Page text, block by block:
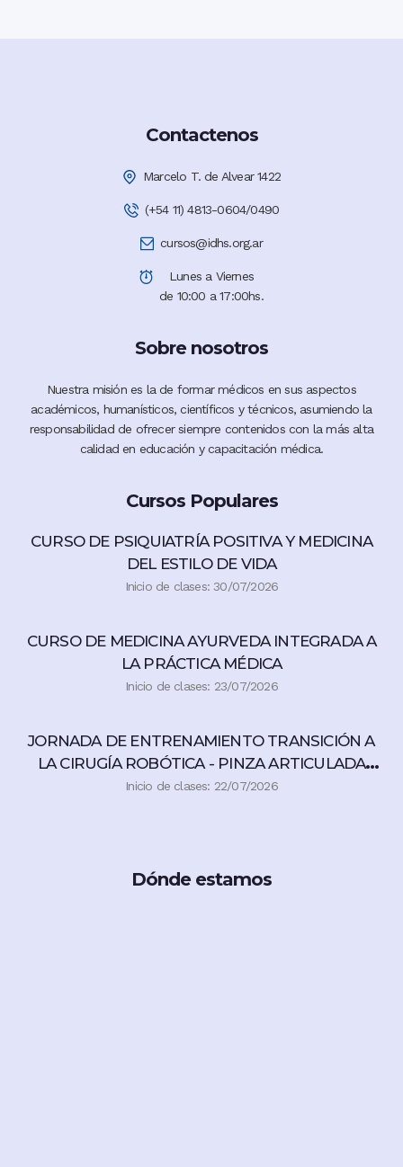
Contactenos
Marcelo T. de Alvear 1422
(+54 11) 4813-0604/0490
cursos@idhs.org.ar
Lunes a Viernes
de 10:00 a 17:00hs.
Sobre nosotros
Nuestra misión es la de formar médicos en sus aspectos
académicos, humanísticos, científicos y técnicos, asumiendo la
responsabilidad de ofrecer siempre contenidos con la más alta
calidad en educación y capacitación médica.
Cursos Populares
CURSO DE PSIQUIATRÍA POSITIVA Y MEDICINA
DEL ESTILO DE VIDA
Inicio de clases: 30/07/2026
CURSO DE MEDICINA AYURVEDA INTEGRADA A
LA PRÁCTICA MÉDICA
Inicio de clases: 23/07/2026
JORNADA DE ENTRENAMIENTO TRANSICIÓN A
LA CIRUGÍA ROBÓTICA - PINZA ARTICULADA
360°
Inicio de clases: 22/07/2026
Dónde estamos